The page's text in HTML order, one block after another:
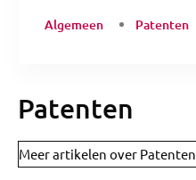
Algemeen Patenten
Patenten
Meer artikelen over Patenten